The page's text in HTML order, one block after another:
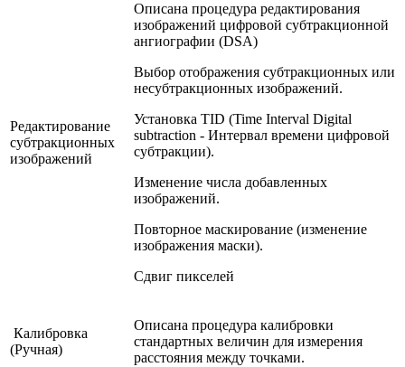
Редактирование
субтракционных
изображений
Описана процедура редактирования
изображений цифровой субтракционной
ангиографии (DSA)
Выбор отображения субтракционных или
несубтракционных изображений.
Установка TID (Time Interval Digital
subtraction - Интервал времени цифровой
субтракции).
Изменение числа добавленных
изображений.
Повторное маскирование (изменение
изображения маски).
Сдвиг пикселей
Калибровка
(Ручная)
Описана процедура калибровки
стандартных величин для измерения
расстояния между точками.